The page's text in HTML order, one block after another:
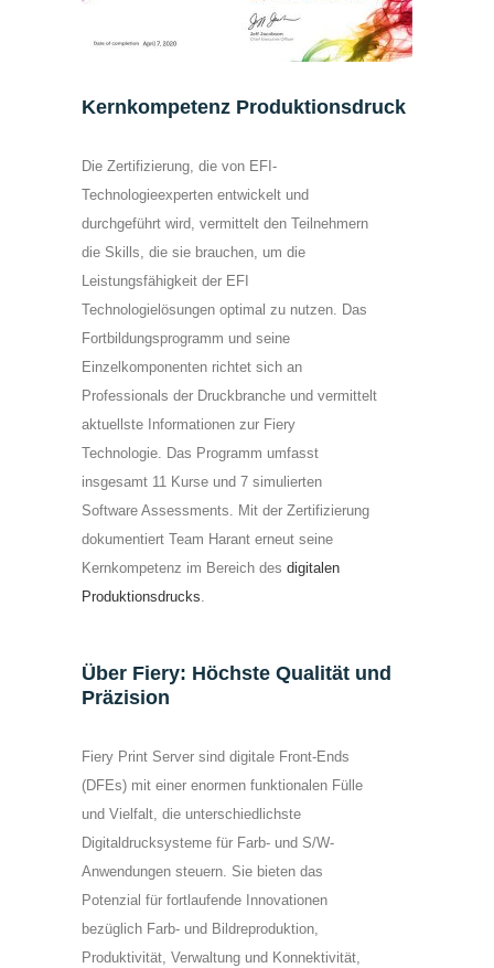
Kernkompetenz Produktionsdruck
Die Zertifizierung, die von EFI-
Technologieexperten entwickelt und
durchgeführt wird, vermittelt den Teilnehmern
die Skills, die sie brauchen, um die
Leistungsfähigkeit der EFI
Technologielösungen optimal zu nutzen. Das
Fortbildungsprogramm und seine
Einzelkomponenten richtet sich an
Professionals der Druckbranche und vermittelt
aktuellste Informationen zur Fiery
Technologie. Das Programm umfasst
insgesamt 11 Kurse und 7 simulierten
Software Assessments. Mit der Zertifizierung
dokumentiert Team Harant erneut seine
Kernkompetenz im Bereich des digitalen
Produktionsdrucks.
Über Fiery: Höchste Qualität und
Präzision
Fiery Print Server sind digitale Front-Ends
(DFEs) mit einer enormen funktionalen Fülle
und Vielfalt, die unterschiedlichste
Digitaldrucksysteme für Farb- und S/W-
Anwendungen steuern. Sie bieten das
Potenzial für fortlaufende Innovationen
bezüglich Farb- und Bildreproduktion,
Produktivität, Verwaltung und Konnektivität,